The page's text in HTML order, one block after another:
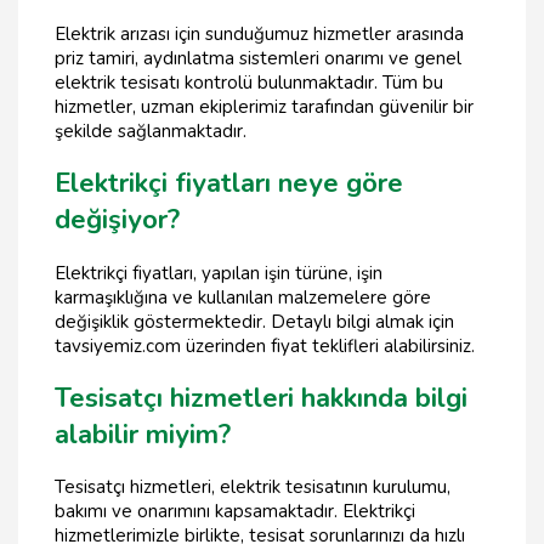
Elektrik arızası için sunduğumuz hizmetler arasında
priz tamiri, aydınlatma sistemleri onarımı ve genel
elektrik tesisatı kontrolü bulunmaktadır. Tüm bu
hizmetler, uzman ekiplerimiz tarafından güvenilir bir
şekilde sağlanmaktadır.
Elektrikçi fiyatları neye göre
değişiyor?
Elektrikçi fiyatları, yapılan işin türüne, işin
karmaşıklığına ve kullanılan malzemelere göre
değişiklik göstermektedir. Detaylı bilgi almak için
tavsiyemiz.com üzerinden fiyat teklifleri alabilirsiniz.
Tesisatçı hizmetleri hakkında bilgi
alabilir miyim?
Tesisatçı hizmetleri, elektrik tesisatının kurulumu,
bakımı ve onarımını kapsamaktadır. Elektrikçi
hizmetlerimizle birlikte, tesisat sorunlarınızı da hızlı